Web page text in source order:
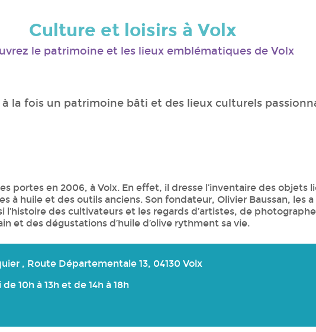
Culture et loisirs à Volx
le patrimoine et les lieux emblématiques de Volx
à la fois un patrimoine bâti et des lieux culturels
portes en 2006, à Volx. En effet, il dresse l’inventaire des objets
à huile et des outils anciens. Son fondateur, Olivier Baussan, les
l’histoire des cultivateurs et les regards d’artistes, de
et des dégustations d’huile d’olive rythment sa vie.
, Route Départementale 13, 04130 Volx
10h à 13h et de 14h à 18h